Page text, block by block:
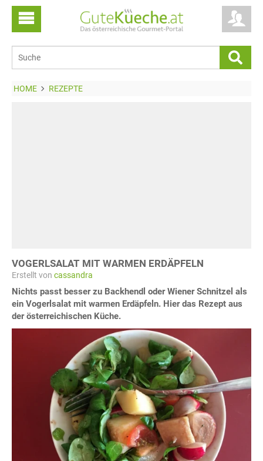
HOME REZEPTE
VOGERLSALAT MIT WARMEN ERDÄPFELN
Erstellt von cassandra
Nichts passt besser zu Backhendl oder Wiener Schnitzel als
ein Vogerlsalat mit warmen Erdäpfeln. Hier das Rezept aus
der österreichischen Küche.